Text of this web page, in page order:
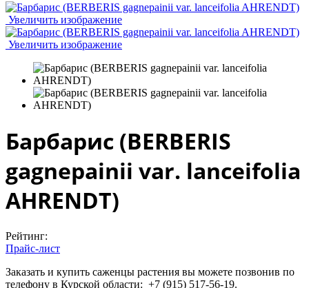
Увеличить изображение
Увеличить изображение
Барбарис (BERBERIS
gagnepainii var. lanceifolia
AHRENDT)
Рейтинг:
Прайс-лист
Заказать и купить саженцы растения вы можете позвонив по
телефону в Курской области: +7 (915) 517-56-19.